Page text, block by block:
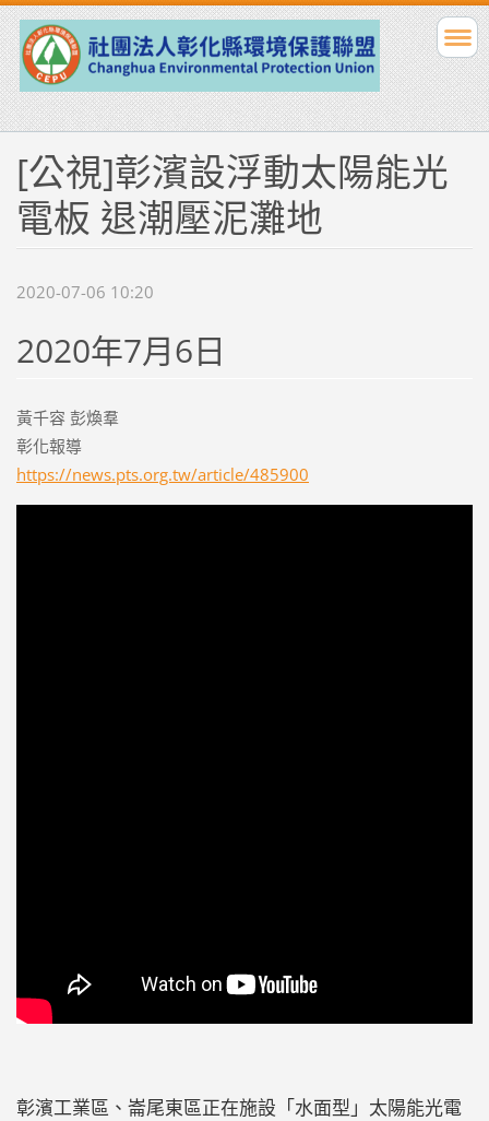
[公視]彰濱設浮動太陽能光
電板 退潮壓泥灘地
2020-07-06 10:20
2020年7月6日
黃千容 彭煥羣
彰化報導
https://news.pts.org.tw/article/485900
彰濱工業區、崙尾東區正在施設「水面型」太陽能光電